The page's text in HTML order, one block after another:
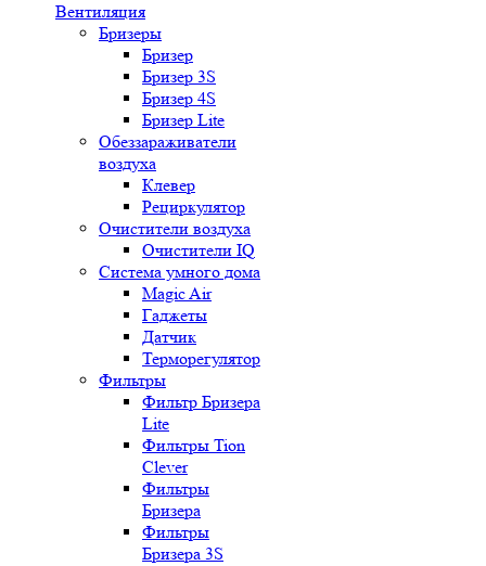
Вентиляция
Бризеры
Бризер
Бризер 3S
Бризер 4S
Бризер Lite
Обеззараживатели
воздуха
Клевер
Рециркулятор
Очистители воздуха
Очистители IQ
Система умного дома
Magic Air
Гаджеты
Датчик
Терморегулятор
Фильтры
Фильтр Бризера
Lite
Фильтры Tion
Clever
Фильтры
Бризера
Фильтры
Бризера 3S